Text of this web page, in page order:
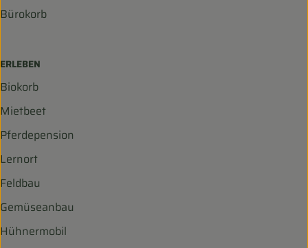
Bürokorb
ERLEBEN
Biokorb
Mietbeet
Pferdepension
Lernort
Feldbau
Gemüseanbau
Hühnermobil